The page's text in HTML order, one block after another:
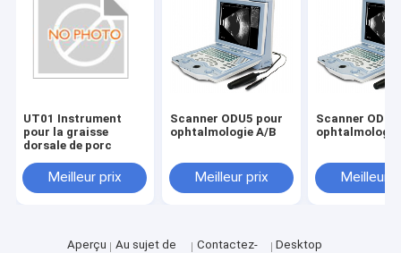
UT01 Instrument
pour la graisse
dorsale de porc
Meilleur prix
Scanner ODU5 pour
ophtalmologie A/B
Meilleur prix
Scanner
ophtalmologie
Meilleur
Aperçu
Au sujet de
Contactez-
Desktop